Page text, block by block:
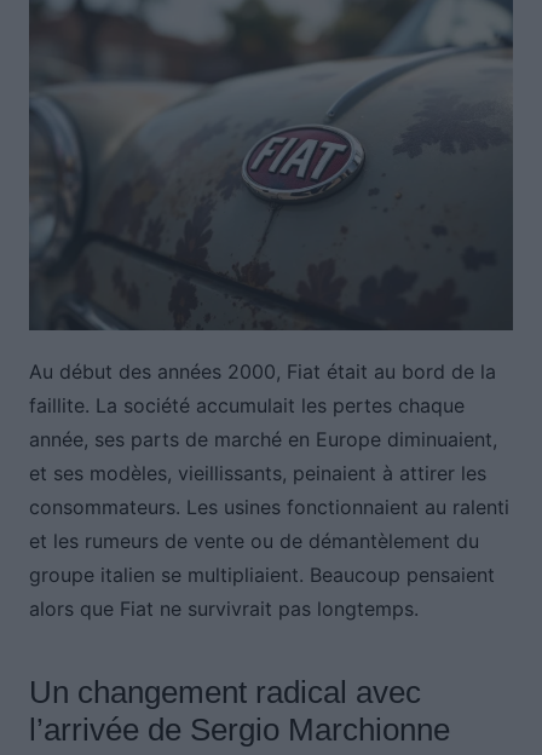
Au début des années 2000, Fiat était au bord de la
faillite. La société accumulait les pertes chaque
année, ses parts de marché en Europe diminuaient,
et ses modèles, vieillissants, peinaient à attirer les
consommateurs. Les usines fonctionnaient au ralenti
et les rumeurs de vente ou de démantèlement du
groupe italien se multipliaient. Beaucoup pensaient
alors que Fiat ne survivrait pas longtemps.
Un changement radical avec
l’arrivée de Sergio Marchionne